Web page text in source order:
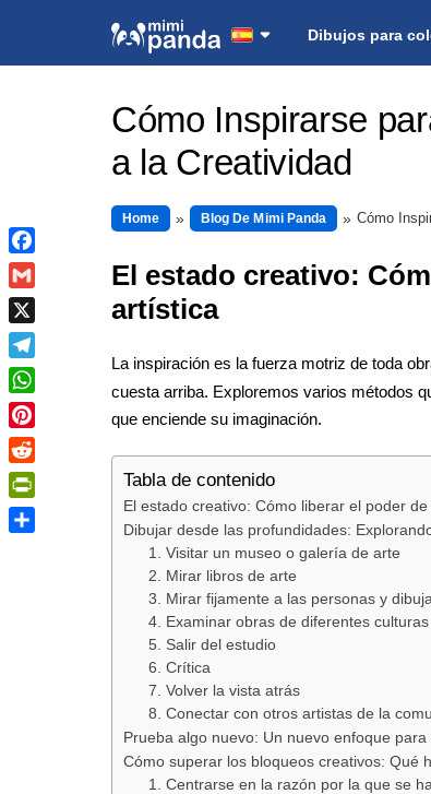
Dibujos para
Cómo Inspirarse
a la Creatividad
Home Blog De Mimi Panda Cómo
El estado creativo:
artística
La inspiración es la fuerza motriz de toda
cuesta arriba. Exploremos varios métodos
que enciende su imaginación.
Tabla de contenido
El estado creativo: Cómo liberar el poder
Dibujar desde las profundidades:
1. Visitar un museo o galería de arte
2. Mirar libros de arte
3. Mirar fijamente a las personas y
4. Examinar obras de diferentes
5. Salir del estudio
6. Crítica
7. Volver la vista atrás
8. Conectar con otros artistas de la
Prueba algo nuevo: Un nuevo enfoque
Cómo superar los bloqueos creativos: Qué
1. Centrarse en la razón por la que se
Facebook
Gmail
X
Telegram
WhatsApp
Pinterest
Reddit
PrintFriendly